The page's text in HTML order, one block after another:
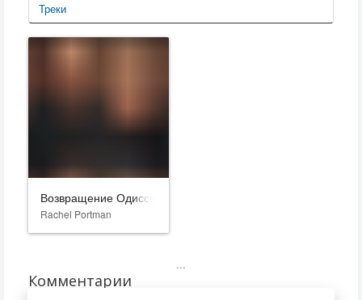
Треки
Возвращение Одиссея
Rachel Portman
...
Комментарии